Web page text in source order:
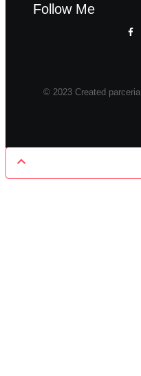
Follow Me
© 2023 Created parceria